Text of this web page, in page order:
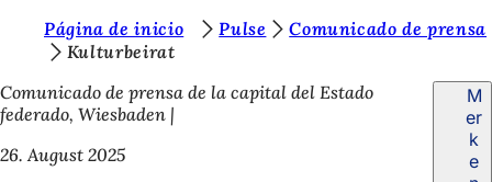
Inhalt anspringen
e
b
e
Página de inicio Pulse
Comunicado de prensa
Kulturbeirat
Comunicado de prensa de la capital del Estado
federado, Wiesbaden
26. August 2025
M
er
k
e